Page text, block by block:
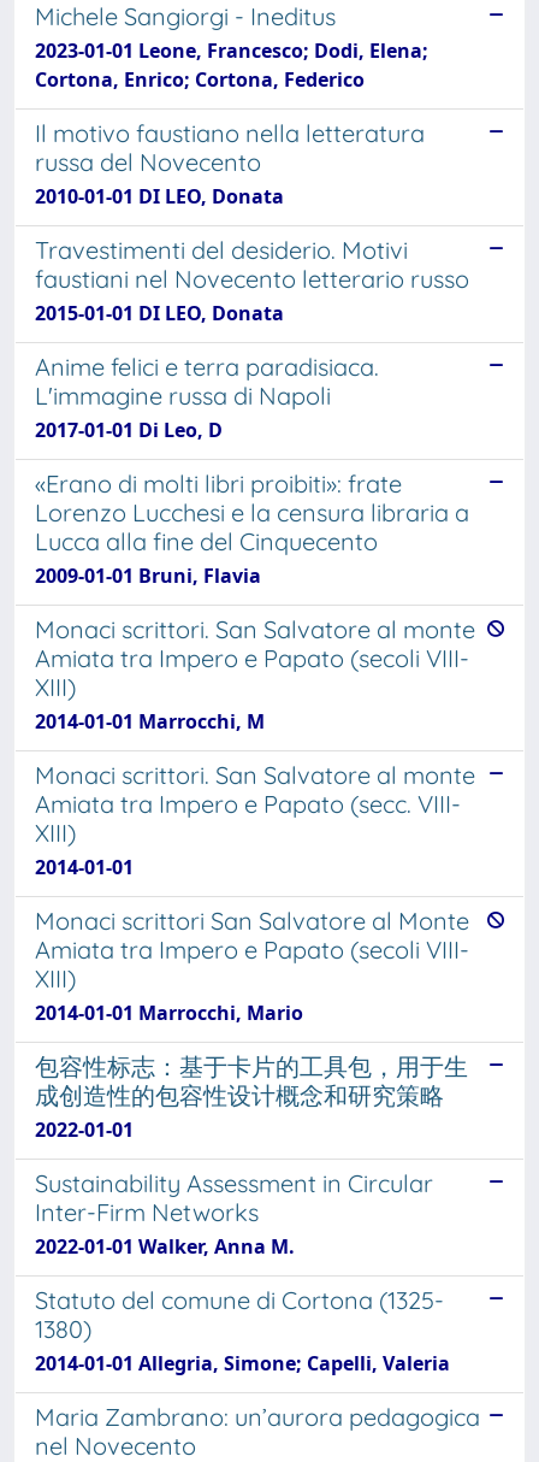
Michele Sangiorgi - Ineditus
2023-01-01 Leone, Francesco; Dodi, Elena;
Cortona, Enrico; Cortona, Federico
Il motivo faustiano nella letteratura
russa del Novecento
2010-01-01 DI LEO, Donata
Travestimenti del desiderio. Motivi
faustiani nel Novecento letterario russo
2015-01-01 DI LEO, Donata
Anime felici e terra paradisiaca.
L'immagine russa di Napoli
2017-01-01 Di Leo, D
«Erano di molti libri proibiti»: frate
Lorenzo Lucchesi e la censura libraria a
Lucca alla fine del Cinquecento
2009-01-01 Bruni, Flavia
Monaci scrittori. San Salvatore al monte
Amiata tra Impero e Papato (secoli VIII-
XIII)
2014-01-01 Marrocchi, M
Monaci scrittori. San Salvatore al monte
Amiata tra Impero e Papato (secc. VIII-
XIII)
2014-01-01
Monaci scrittori San Salvatore al Monte
Amiata tra Impero e Papato (secoli VIII-
XIII)
2014-01-01 Marrocchi, Mario
包容性标志：基于卡片的工具包，用于生
成创造性的包容性设计概念和研究策略
2022-01-01
Sustainability Assessment in Circular
Inter-Firm Networks
2022-01-01 Walker, Anna M.
Statuto del comune di Cortona (1325-
1380)
2014-01-01 Allegria, Simone; Capelli, Valeria
Maria Zambrano: un’aurora pedagogica
nel Novecento